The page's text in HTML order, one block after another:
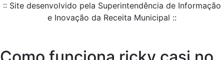
:: Site desenvolvido pela Superintendência de Informação
e Inovação da Receita Municipal ::